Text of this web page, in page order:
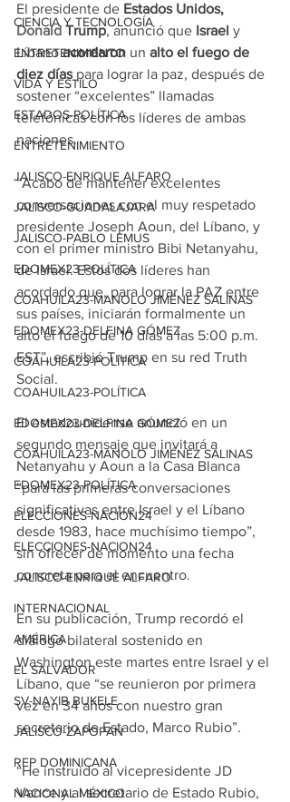
CIENCIA Y TECNOLOGÍA
ENTRETENIMIENTO
VIDA Y ESTILO
ESTADOS-POLÍTICA
ENTRETENIMIENTO
JALISCO-ENRIQUE ALFARO
JALISCO-GUADALAJARA
JALISCO-PABLO LEMUS
EDOMEX23-POLÍTICA
COAHUILA23-MANOLO JIMÉNEZ SALINAS
EDOMEX23-DELFINA GÓMEZ
COAHUILA23-POLÍTICA
COAHUILA23-POLÍTICA
EDOMEX23-DELFINA GÓMEZ
COAHUILA23-MANOLO JIMÉNEZ SALINAS
EDOMEX23-POLÍTICA
ELECCIONES-NACION24
ELECCIONES-NACION24
JALISCO-ENRIQUE ALFARO
INTERNACIONAL
AMÉRICA
EL SALVADOR
SV-NAYIB BUKELE
JALISCO-ZAPOPAN
REP DOMINICANA
NACIONAL MÉXICO
El presidente de Estados Unidos,
Donald Trump, anunció que Israel y
Líbano acordaron un alto el fuego de
diez días para lograr la paz, después de
sostener “excelentes” llamadas
telefónicas con los líderes de ambas
naciones.
“Acabo de mantener excelentes
conversaciones con el muy respetado
presidente Joseph Aoun, del Líbano, y
con el primer ministro Bibi Netanyahu,
de Israel. Estos dos líderes han
acordado que, para lograr la PAZ entre
sus países, iniciarán formalmente un
alto el fuego de 10 días a las 5:00 p.m.
EST”, escribió Trump en su red Truth
Social.
El estadounidense anunció en un
segundo mensaje que invitará a
Netanyahu y Aoun a la Casa Blanca
“para las primeras conversaciones
significativas entre Israel y el Líbano
desde 1983, hace muchísimo tiempo”,
sin ofrecer de momento una fecha
concreta para el encuentro.
En su publicación, Trump recordó el
diálogo bilateral sostenido en
Washington este martes entre Israel y el
Líbano, que “se reunieron por primera
vez en 34 años con nuestro gran
secretario de Estado, Marco Rubio”.
“He instruido al vicepresidente JD
Vance y al secretario de Estado Rubio,